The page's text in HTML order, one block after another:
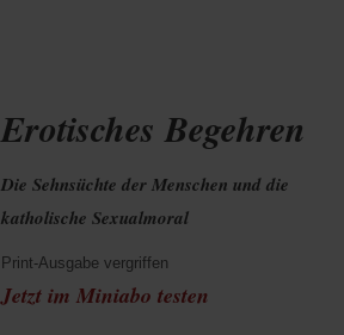
Erotisches Begehren
Die Sehnsüchte der Menschen und die
katholische Sexualmoral
Print-Ausgabe vergriffen
Jetzt im Miniabo testen